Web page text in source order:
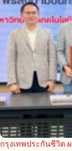
กรุงเทพประกันชีวิต